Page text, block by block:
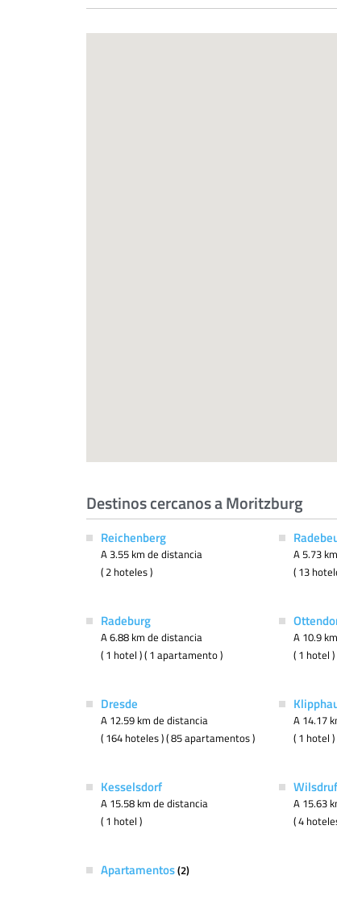
Destinos cercanos a Moritzburg
Reichenberg
A 3.55 km de distancia
( 2 hoteles )
A 5.73
( 13
Radeburg
A 6.88 km de distancia
( 1 hotel ) ( 1 apartamento )
A 10.9
( 1 hotel )
Dresde
A 12.59 km de distancia
( 164 hoteles ) ( 85 apartamentos )
A 14.17
( 1 hotel )
Kesselsdorf
A 15.58 km de distancia
( 1 hotel )
A 15.63
( 4
Apartamentos(2)